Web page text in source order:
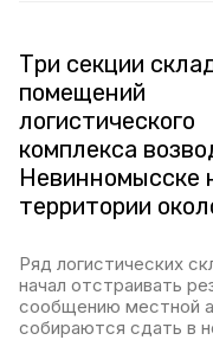
Три секции
помещений
логистического
комплекса
Невинномысске
территории
Ряд логистических
начал отстраивать
сообщению местной
собираются сдать в